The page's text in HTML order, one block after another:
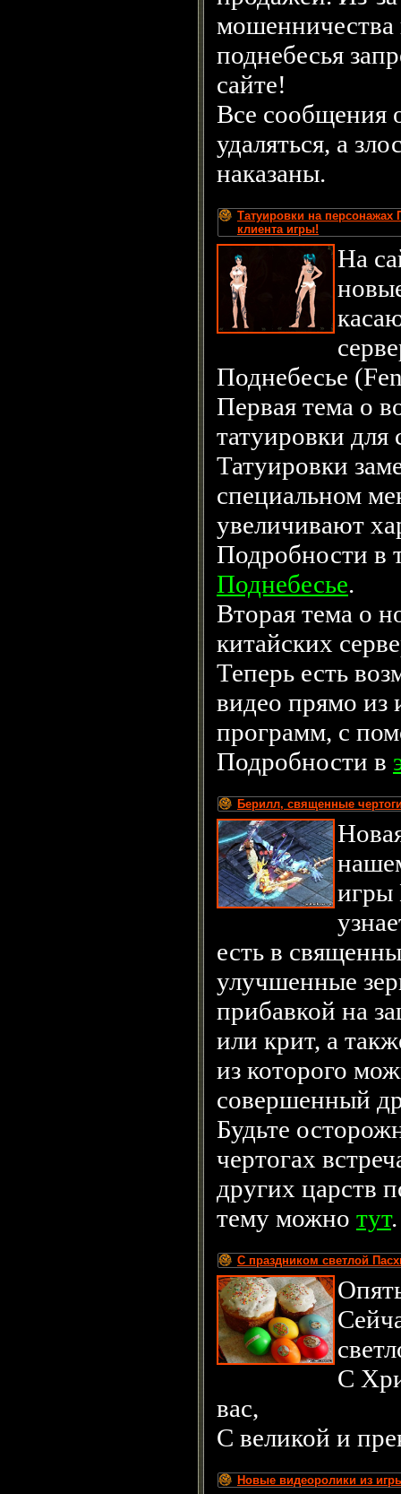
поднебесья
сайте!
Все сообщения
удаляться, а
наказаны.
Татуировки на
клиента игры!
На
Поднебесье
Первая тема о
татуировки для
Татуировки
специальном
увеличивают
Подробности в
Поднебесье.
Вторая тема о
китайских
Теперь есть
видео прямо из
программ, с
Подробности в
Берилл, священные
игры
есть в
улучшенные
прибавкой на
или крит, а
из которого
совершенный
Будьте
чертогах
других царств
тему можно тут.
С праздником светлой
С
вас,
С великой и
Новые видеоролики из